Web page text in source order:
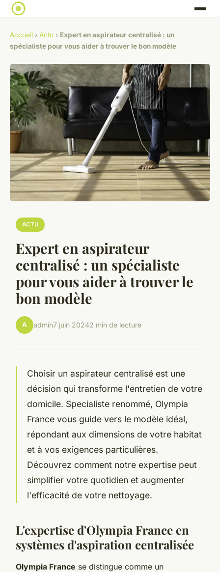
Accueil › Actu › Expert en aspirateur centralisé : un
spécialiste pour vous aider à trouver le bon modèle
ACTU
Expert en aspirateur
centralisé : un spécialiste
pour vous aider à trouver le
bon modèle
A admin7 juin 20242 min de lecture
Choisir un aspirateur centralisé est une
décision qui transforme l'entretien de votre
domicile. Specialiste renommé, Olympia
France vous guide vers le modèle idéal,
répondant aux dimensions de votre habitat
et à vos exigences particulières.
Découvrez comment notre expertise peut
simplifier votre quotidien et augmenter
l'efficacité de votre nettoyage.
L'expertise d'Olympia France en
systèmes d'aspiration centralisée
Olympia France se distingue comme un